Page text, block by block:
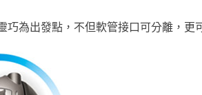
巧為出發點，不但軟管接口可分離，更